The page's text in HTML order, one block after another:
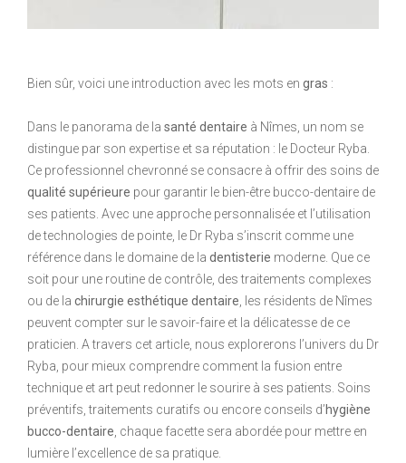
Bien sûr, voici une introduction avec les mots en gras :
Dans le panorama de la santé dentaire à Nîmes, un nom se
distingue par son expertise et sa réputation : le Docteur Ryba.
Ce professionnel chevronné se consacre à offrir des soins de
qualité supérieure pour garantir le bien-être bucco-dentaire de
ses patients. Avec une approche personnalisée et l’utilisation
de technologies de pointe, le Dr Ryba s’inscrit comme une
référence dans le domaine de la dentisterie moderne. Que ce
soit pour une routine de contrôle, des traitements complexes
ou de la chirurgie esthétique dentaire , les résidents de Nîmes
peuvent compter sur le savoir-faire et la délicatesse de ce
praticien. A travers cet article, nous explorerons l’univers du Dr
Ryba, pour mieux comprendre comment la fusion entre
technique et art peut redonner le sourire à ses patients. Soins
préventifs, traitements curatifs ou encore conseils d’hygiène
bucco-dentaire , chaque facette sera abordée pour mettre en
lumière l’excellence de sa pratique.